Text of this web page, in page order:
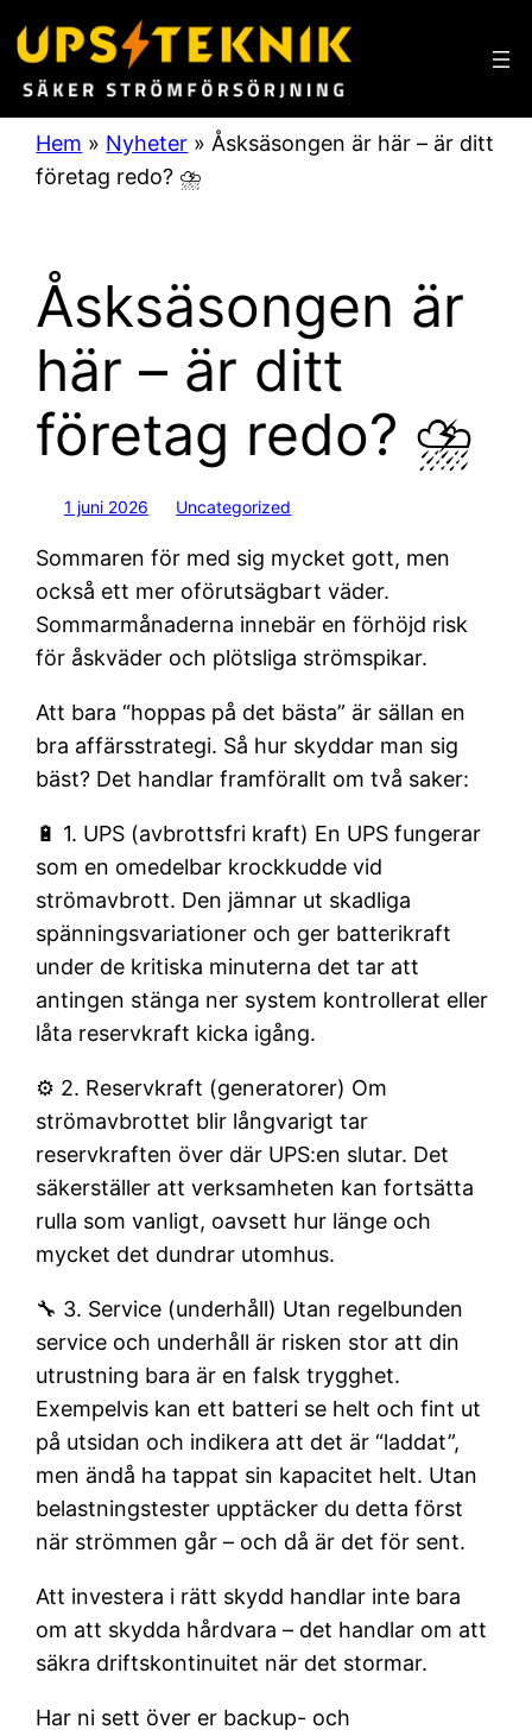
Hoppa
till
innehåll
Hem » Nyheter » Åsksäsongen är här – är ditt
företag redo? ⛈️
Åsksäsongen är
här – är ditt
företag redo? ⛈️
1 juni 2026 Uncategorized
Sommaren för med sig mycket gott, men
också ett mer oförutsägbart väder.
Sommarmånaderna innebär en förhöjd risk
för åskväder och plötsliga strömspikar.
Att bara “hoppas på det bästa” är sällan en
bra affärsstrategi. Så hur skyddar man sig
bäst? Det handlar framförallt om två saker:
🔋 1. UPS (avbrottsfri kraft) En UPS fungerar
som en omedelbar krockkudde vid
strömavbrott. Den jämnar ut skadliga
spänningsvariationer och ger batterikraft
under de kritiska minuterna det tar att
antingen stänga ner system kontrollerat eller
låta reservkraft kicka igång.
⚙️ 2. Reservkraft (generatorer) Om
strömavbrottet blir långvarigt tar
reservkraften över där UPS:en slutar. Det
säkerställer att verksamheten kan fortsätta
rulla som vanligt, oavsett hur länge och
mycket det dundrar utomhus.
🔧 3. Service (underhåll) Utan regelbunden
service och underhåll är risken stor att din
utrustning bara är en falsk trygghet.
Exempelvis kan ett batteri se helt och fint ut
på utsidan och indikera att det är “laddat”,
men ändå ha tappat sin kapacitet helt. Utan
belastningstester upptäcker du detta först
när strömmen går – och då är det för sent.
Att investera i rätt skydd handlar inte bara
om att skydda hårdvara – det handlar om att
säkra driftskontinuitet när det stormar.
Har ni sett över er backup- och